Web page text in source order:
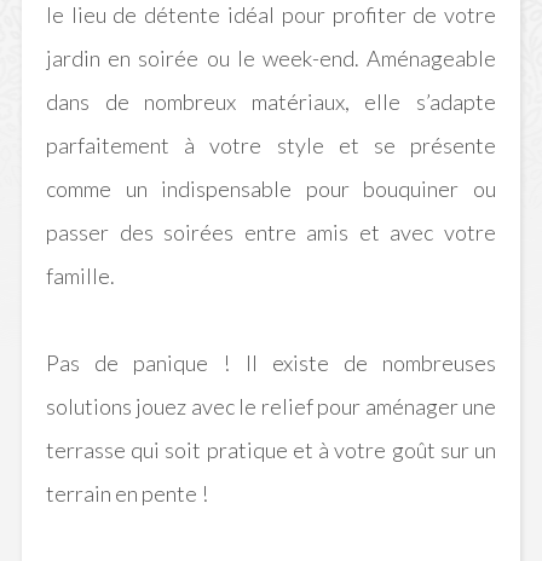
le lieu de détente idéal pour profiter de votre
jardin en soirée ou le week-end. Aménageable
dans de nombreux matériaux, elle s’adapte
parfaitement à votre style et se présente
comme un indispensable pour bouquiner ou
passer des soirées entre amis et avec votre
famille.
Pas de panique ! Il existe de nombreuses
solutions jouez avec le relief pour aménager une
terrasse qui soit pratique et à votre goût sur un
terrain en pente !